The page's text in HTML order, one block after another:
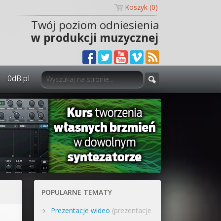
Koszyk (0)
Twój poziom odniesienia
w produkcji muzycznej
0dB.pl
0dB.pl - informacje
Newsletter
Materiały dla mediów
Archiwum aktualności
POPULARNE TEMATY
Prezentacje wideo (prezentacje